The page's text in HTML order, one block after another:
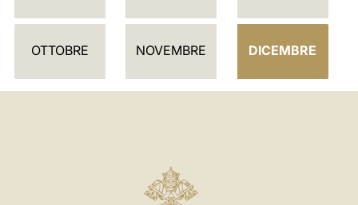
R
OTTOBRE NOVEMBRE DICEMBRE